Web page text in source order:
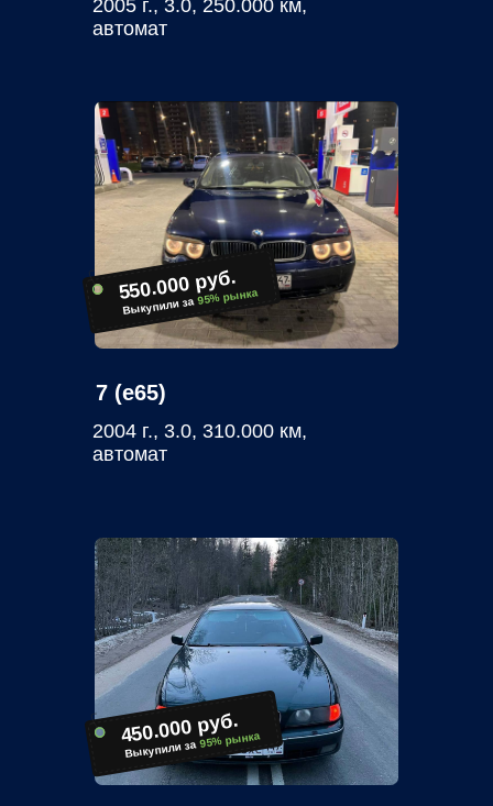
550.000 руб.
Выкупили за95% рынка
450.000 руб.
Выкупили за95% рынка
2005 г., 3.0, 250.000 км,
автомат
2004 г., 3.0, 310.000 км,
автомат
7 (e65)